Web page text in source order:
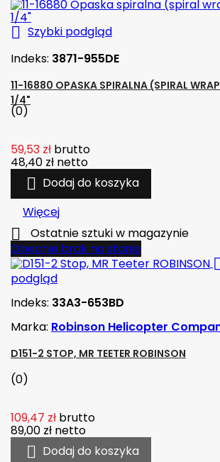
 Szybki podgląd
Indeks: 3871-955DE
11-16880 OPASKA SPIRALNA (SPIRAL
1/4"
(0)
59,53 zł brutto
48,40 zł netto
 Dodaj do koszyka
Więcej

Ostatnie sztuki w magazynie
Obecnie brak na stanie
podgląd
Indeks: 33A3-653BD
Marka: Robinson Helicopter
D151-2 STOP, MR TEETER ROBINSON
(0)
109,47 zł brutto
89,00 zł netto
 Dodaj do koszyka